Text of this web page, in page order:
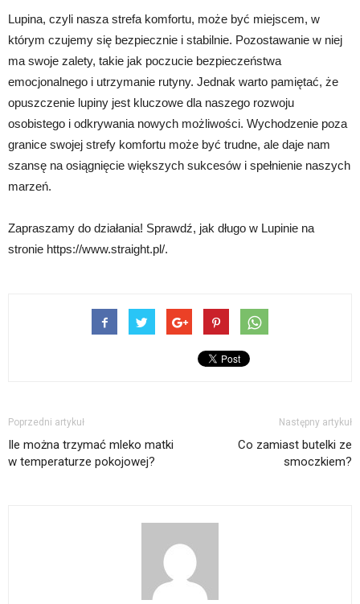
Lupina, czyli nasza strefa komfortu, może być miejscem, w
którym czujemy się bezpiecznie i stabilnie. Pozostawanie w niej
ma swoje zalety, takie jak poczucie bezpieczeństwa
emocjonalnego i utrzymanie rutyny. Jednak warto pamiętać, że
opuszczenie lupiny jest kluczowe dla naszego rozwoju
osobistego i odkrywania nowych możliwości. Wychodzenie poza
granice swojej strefy komfortu może być trudne, ale daje nam
szansę na osiągnięcie większych sukcesów i spełnienie naszych
marzeń.
Zapraszamy do działania! Sprawdź, jak długo w Lupinie na
stronie https://www.straight.pl/.
Poprzedni artykuł
Ile można trzymać mleko matki
w temperaturze pokojowej?
Następny artykuł
Co zamiast butelki ze
smoczkiem?